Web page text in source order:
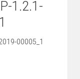
1.2.1-
00005_1